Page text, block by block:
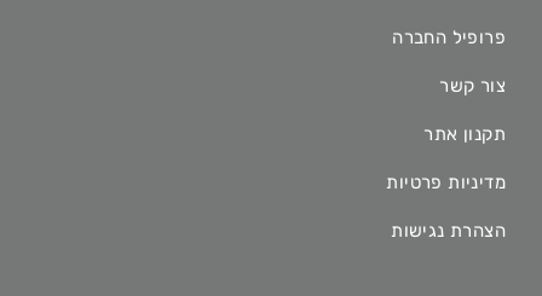
פרופיל החברה
צור קשר
תקנון אתר
מדיניות פרטיות
הצהרת נגישות